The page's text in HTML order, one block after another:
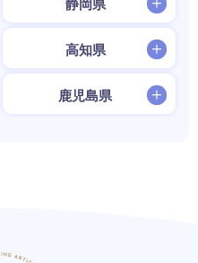
高知県
鹿児島県